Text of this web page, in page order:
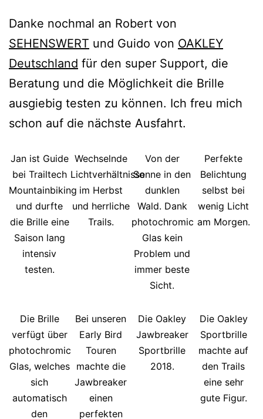
Danke nochmal an Robert von
SEHENSWERT und Guido von OAKLEY
Deutschland für den super Support, die
Beratung und die Möglichkeit die Brille
ausgiebig testen zu können. Ich freu mich
schon auf die nächste Ausfahrt.
Jan ist Guide
bei Trailtech
Mountainbiking
und durfte
die Brille eine
Saison lang
intensiv
testen.
Wechselnde
Lichtverhältnisse
im Herbst
und herrliche
Trails.
Von der
Sonne in den
dunklen
Wald. Dank
photochromic
Glas kein
Problem und
immer beste
Sicht.
Perfekte
Belichtung
selbst bei
wenig Licht
am Morgen.
Die Brille
verfügt über
photochromic
Glas, welches
sich
automatisch
den
Bei unseren
Early Bird
Touren
machte die
Jawbreaker
einen
perfekten
Die Oakley
Jawbreaker
Sportbrille
2018.
Die Oakley
Sportbrille
machte auf
den Trails
eine sehr
gute Figur.